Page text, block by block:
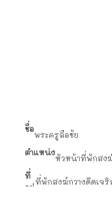
ชื่อ
พระครูลือชัย
ตำแหน่ง
หัวหน้าที่พักสง
ที่
อยู่
ที่พักสงฆ์กวางดีดเจ